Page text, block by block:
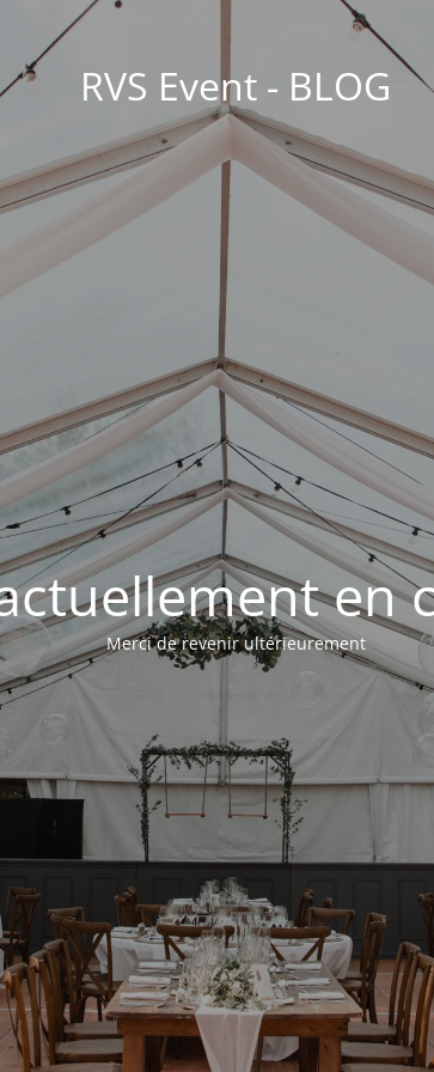
RVS Event - BLOG
en
Merci de revenir ultérieurement